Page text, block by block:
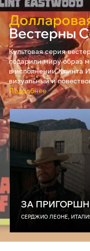
Вестерны
Культовая серия
подарили миру образ
в исполнении Клинта
визуальный и
Подробнее
ЗА
СЕРДЖИО ЛЕОНЕ,